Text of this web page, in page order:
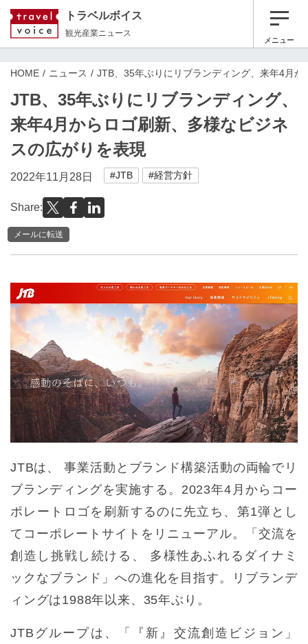
トラベルボイス
観光産業ニュース
メニュー
HOME ニュース JTB、35年ぶりにリブランディング、来年4月
JTB、35年ぶりにリブランディング、
来年4月からロゴ刷新、多様なビジネ
スの広がりを表現
2022年11月28日 #JTB #経営方針
Share:
メールに転送
JTBは、 事業活動とブランド構築活動の両輪でリ
ブランディングを実施する。2023年4月からコー
ポレートロゴを刷新するのに先立ち、第1弾とし
てコーポレートサイトをリニューアル。「交流を
創造し挑戦し続ける、 多様性あふれるダイナミ
ックなブランド」への進化を目指す。リブランデ
ィングは1988年以来、35年ぶり。
JTBグループは、「『新』交流創造ビジョン」